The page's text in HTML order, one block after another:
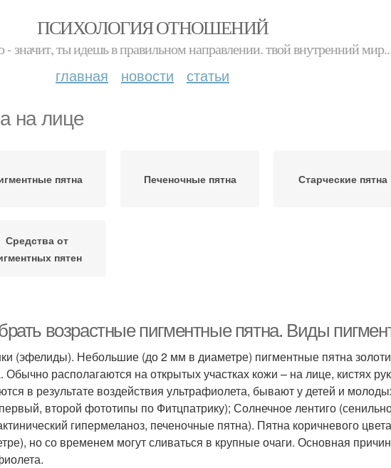
ПСИХОЛОГИЯ ОТНОШЕНИЙ
- значит, ты идешь в правильном направлении. твой внутренний
главная новости статьи
на лице
пятна Печеночные пятна Старческие пятна
Средства от
пятен
возрастные пигментные пятна. Виды
(эфелиды). Небольшие (до 2 мм в диаметре) пигментные пятна
Обычно располагаются на открытых участках кожи – на лице, кистях
в результате воздействия ультрафиолета, бывают у детей и
второй фототипы по Фитцпатрику); Солнечное лентиго
гипермеланоз, печеночные пятна). Пятна коричневого
но со временем могут сливаться в крупные очаги. Основная